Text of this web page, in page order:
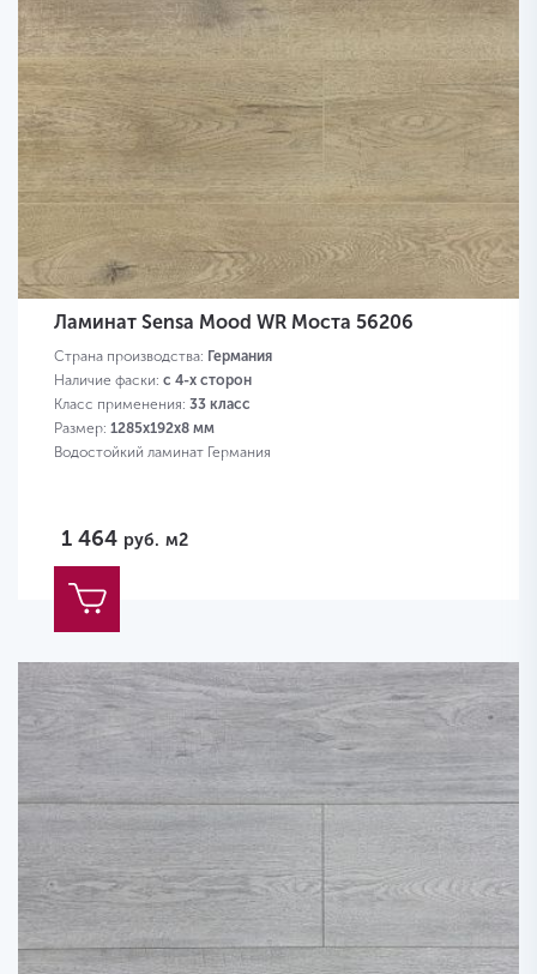
Ламинат Sensa Mood WR Моста 56206
Страна производства: Германия
Наличие фаски: с 4-х сторон
Класс применения: 33 класс
Размер: 1285х192х8 мм
Водостойкий ламинат Германия
1 464 руб. м2